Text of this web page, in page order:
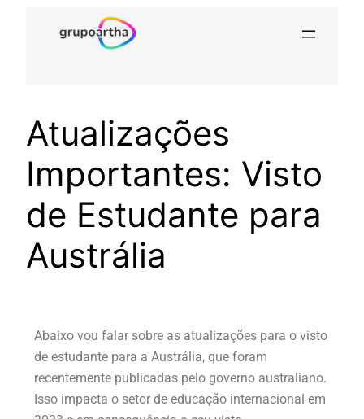
Atualizações
Importantes: Visto
de Estudante para
Austrália
Abaixo vou falar sobre as atualizações para o visto
de estudante para a Austrália, que foram
recentemente publicadas pelo governo australiano.
Isso impacta o setor de educação internacional em